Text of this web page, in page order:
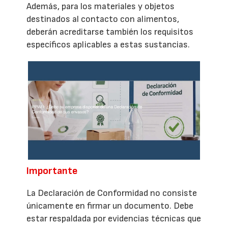
Además, para los materiales y objetos
destinados al contacto con alimentos,
deberán acreditarse también los requisitos
específicos aplicables a estas sustancias.
Importante
La Declaración de Conformidad no consiste
únicamente en firmar un documento. Debe
estar respaldada por evidencias técnicas que